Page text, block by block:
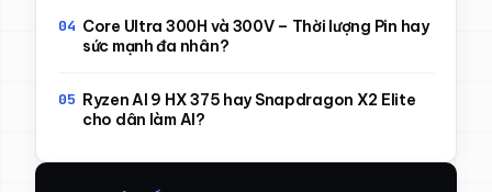
Core Ultra 300H và 300V – Thời lượng Pin hay
sức mạnh đa nhân?
Ryzen AI 9 HX 375 hay Snapdragon X2 Elite
cho dân làm AI?